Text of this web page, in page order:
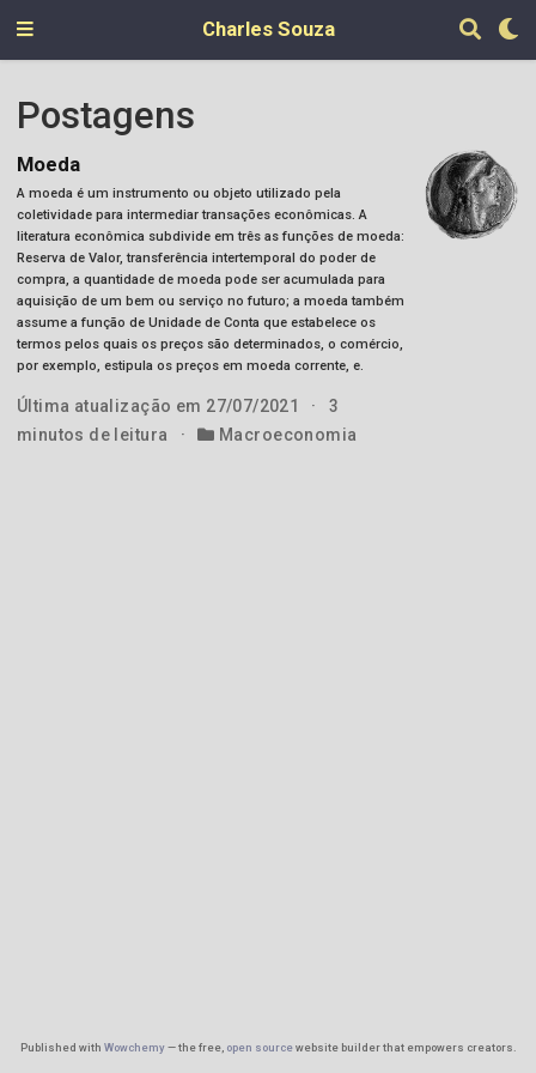
Charles Souza
Postagens
Moeda
A moeda é um instrumento ou objeto utilizado pela
coletividade para intermediar transações econômicas. A
literatura econômica subdivide em três as funções de moeda:
Reserva de Valor, transferência intertemporal do poder de
compra, a quantidade de moeda pode ser acumulada para
aquisição de um bem ou serviço no futuro; a moeda também
assume a função de Unidade de Conta que estabelece os
termos pelos quais os preços são determinados, o comércio,
por exemplo, estipula os preços em moeda corrente, e.
Última atualização em 27/07/2021
3
minutos de leitura
Macroeconomia
Published with Wowchemy— the free, open sourcewebsite builder that empowers creators.